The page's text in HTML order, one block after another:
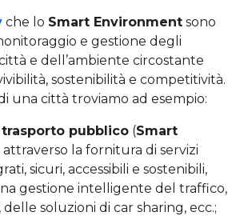
che lo Smart Environment sono
e gestione degli
e dell’ambiente circostante
sostenibilità e competitività.
una città troviamo ad esempio:
pubblico (Smart
attraverso la fornitura di servizi
sicuri, accessibili e sostenibili,
gestione intelligente del traffico,
soluzioni di car sharing, ecc.;